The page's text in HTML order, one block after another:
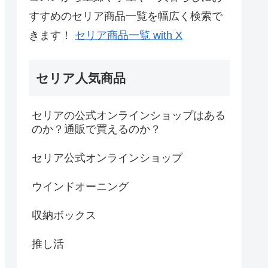
すすめのセリア商品一覧を幅広く検索で
きます！ セリア商品一覧 with X
セリア人気商品
セリアの公式オンラインショップはある
のか？通販で買えるのか？
セリア公式オンラインショップ
ウインドオーニング
収納ボックス
推し活